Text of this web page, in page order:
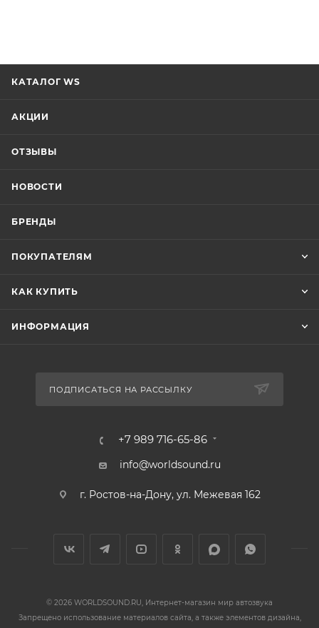
КАТАЛОГ WS
АКЦИИ
ОТЗЫВЫ
НОВОСТИ
БРЕНДЫ
ПОКУПАТЕЛЯМ
КАК КУПИТЬ
ИНФОРМАЦИЯ
ПОДПИСАТЬСЯ НА РАССЫЛКУ
+7 989 716-65-86
info@worldsound.ru
г. Ростов-на-Дону, ул. Межевая 162
© 2026 WORLDSOUND.RU, Интернет-магазин мир автозвука
Запрещено использование материалов сайта, а также элементов дизайна,